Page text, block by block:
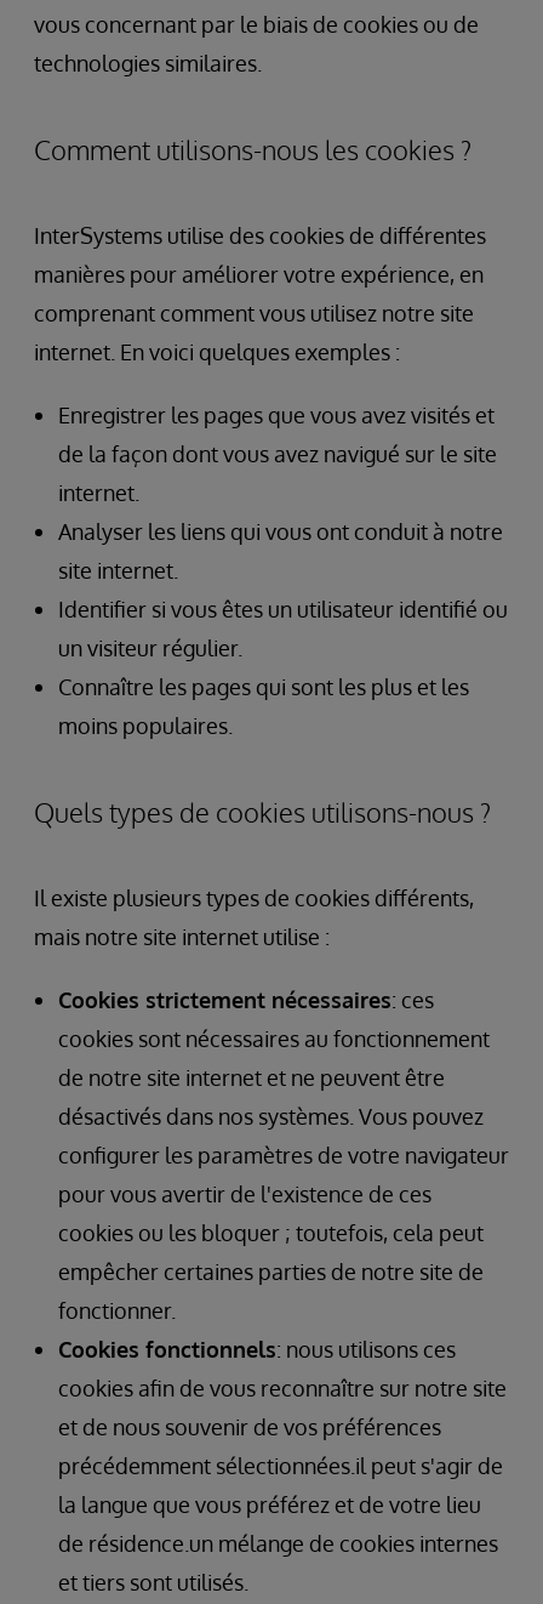
vous concernant par le biais de cookies ou de
technologies similaires.
Comment utilisons-nous les cookies ?
InterSystems utilise des cookies de différentes
manières pour améliorer votre expérience, en
comprenant comment vous utilisez notre site
internet. En voici quelques exemples :
Enregistrer les pages que vous avez visités et
de la façon dont vous avez navigué sur le site
internet.
Analyser les liens qui vous ont conduit à notre
site internet.
Identifier si vous êtes un utilisateur identifié ou
un visiteur régulier.
Connaître les pages qui sont les plus et les
moins populaires.
Quels types de cookies utilisons-nous ?
Il existe plusieurs types de cookies différents,
mais notre site internet utilise :
Cookies strictement nécessaires: ces
cookies sont nécessaires au fonctionnement
de notre site internet et ne peuvent être
désactivés dans nos systèmes. Vous pouvez
configurer les paramètres de votre navigateur
pour vous avertir de l'existence de ces
cookies ou les bloquer ; toutefois, cela peut
empêcher certaines parties de notre site de
fonctionner.
Cookies fonctionnels: nous utilisons ces
cookies afin de vous reconnaître sur notre site
et de nous souvenir de vos préférences
précédemment sélectionnées.il peut s'agir de
la langue que vous préférez et de votre lieu
de résidence.un mélange de cookies internes
et tiers sont utilisés.